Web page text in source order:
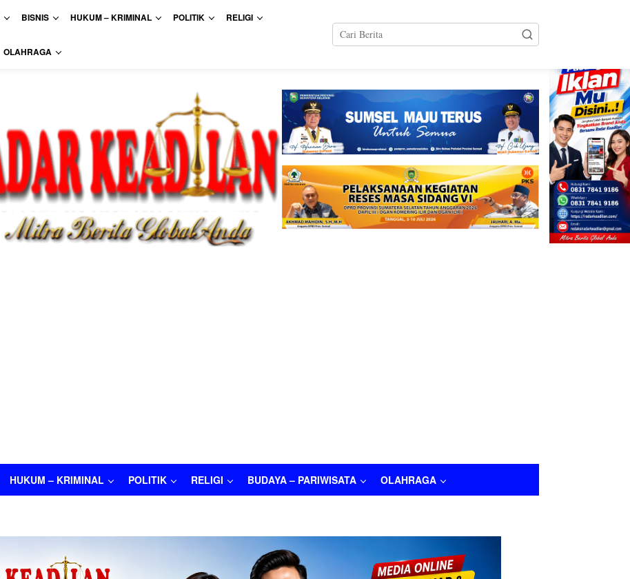
BISNIS HUKUM – KRIMINAL POLITIK RELIGI
OLAHRAGA
HUKUM – KRIMINAL POLITIK RELIGI BUDAYA – PARIWISATA OLAHRAGA